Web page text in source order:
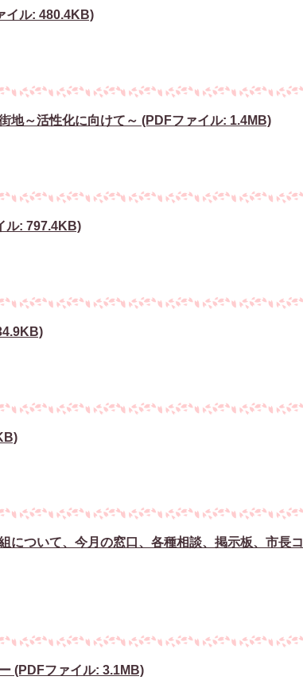
イル: 480.4KB)
地～活性化に向けて～ (PDFファイル: 1.4MB)
ル: 797.4KB)
について、今月の窓口、各種相談、掲示板、市長コ
(PDFファイル: 3.1MB)